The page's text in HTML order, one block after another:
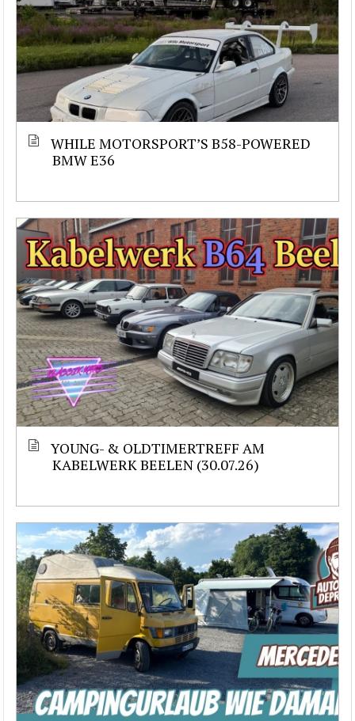
WHILE MOTORSPORT’S B58-POWERED
BMW E36
YOUNG- & OLDTIMERTREFF AM
KABELWERK BEELEN (30.07.26)